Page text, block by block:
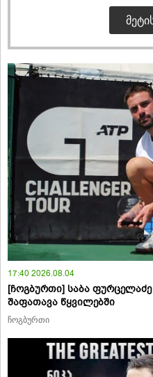
17:40 2026.08.04
[ჩოგბურთი] საბა
შაფათავა წყვილებში
ჩოგბურთი